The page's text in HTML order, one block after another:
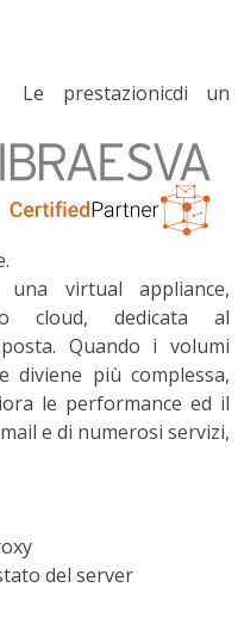
Le prestazionicdi un
virtual appliance,
cloud, dedicata al
Quando i volumi
diviene più complessa,
le performance ed il
e di numerosi servizi,
del server